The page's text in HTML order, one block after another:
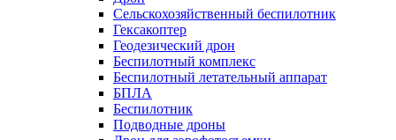
Сельскохозяйственный беспилотник
Гексакоптер
Геодезический дрон
Беспилотный комплекс
Беспилотный летательный аппарат
БПЛА
Беспилотник
Подводные дроны